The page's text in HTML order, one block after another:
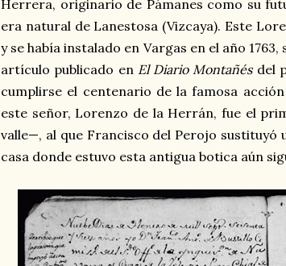
Herrera, originario de Pámanes como su
era natural de Lanestosa (Vizcaya). Este
y se había instalado en Vargas en el año
artículo publicado en El Diario Montañésdel
cumplirse el centenario de la famosa
este señor, Lorenzo de la Herrán, fue el
valle—, al que Francisco del Perojo sustituyó
casa donde estuvo esta antigua botica aún